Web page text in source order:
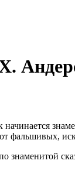
фальшивых,
знаменитой